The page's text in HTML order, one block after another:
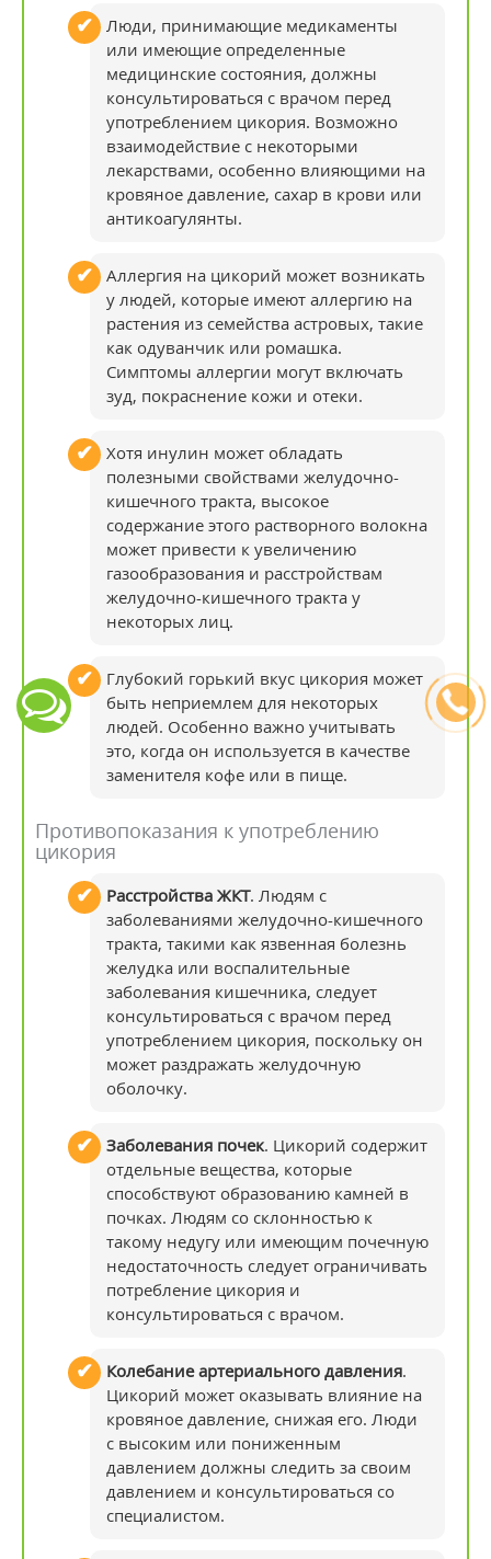
Люди, принимающие медикаменты
или имеющие определенные
медицинские состояния, должны
консультироваться с врачом перед
употреблением цикория. Возможно
взаимодействие с некоторыми
лекарствами, особенно влияющими на
кровяное давление, сахар в крови или
антикоагулянты.
Аллергия на цикорий может возникать
у людей, которые имеют аллергию на
растения из семейства астровых, такие
как одуванчик или ромашка.
Симптомы аллергии могут включать
зуд, покраснение кожи и отеки.
Хотя инулин может обладать
полезными свойствами желудочно-
кишечного тракта, высокое
содержание этого растворного волокна
может привести к увеличению
газообразования и расстройствам
желудочно-кишечного тракта у
некоторых лиц.
Глубокий горький вкус цикория может
быть неприемлем для некоторых
людей. Особенно важно учитывать
это, когда он используется в качестве
заменителя кофе или в пище.
Противопоказания к употреблению
цикория
Расстройства ЖКТ. Людям с
заболеваниями желудочно-кишечного
тракта, такими как язвенная болезнь
желудка или воспалительные
заболевания кишечника, следует
консультироваться с врачом перед
употреблением цикория, поскольку он
может раздражать желудочную
оболочку.
Заболевания почек. Цикорий содержит
отдельные вещества, которые
способствуют образованию камней в
почках. Людям со склонностью к
такому недугу или имеющим почечную
недостаточность следует ограничивать
потребление цикория и
консультироваться с врачом.
Колебание артериального давления.
Цикорий может оказывать влияние на
кровяное давление, снижая его. Люди
с высоким или пониженным
давлением должны следить за своим
давлением и консультироваться со
специалистом.